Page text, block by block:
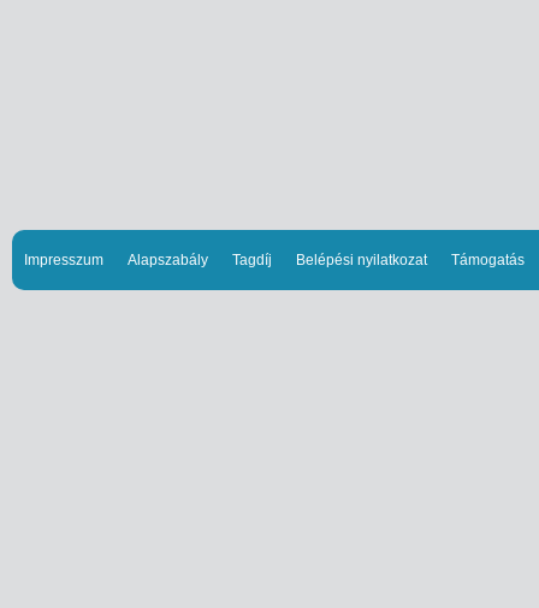
Impresszum Alapszabály Tagdíj Belépési nyilatkozat Támogatás